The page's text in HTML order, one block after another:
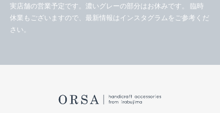
実店舗の営業予定です。濃いグレーの部分はお休みです。 臨時
休業もございますので、最新情報はインスタグラムをご参考くだ
さい。